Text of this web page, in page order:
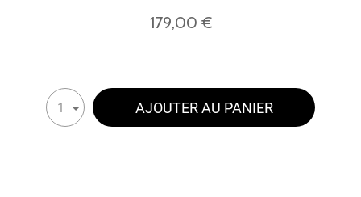
179,00 €
1 AJOUTER AU PANIER